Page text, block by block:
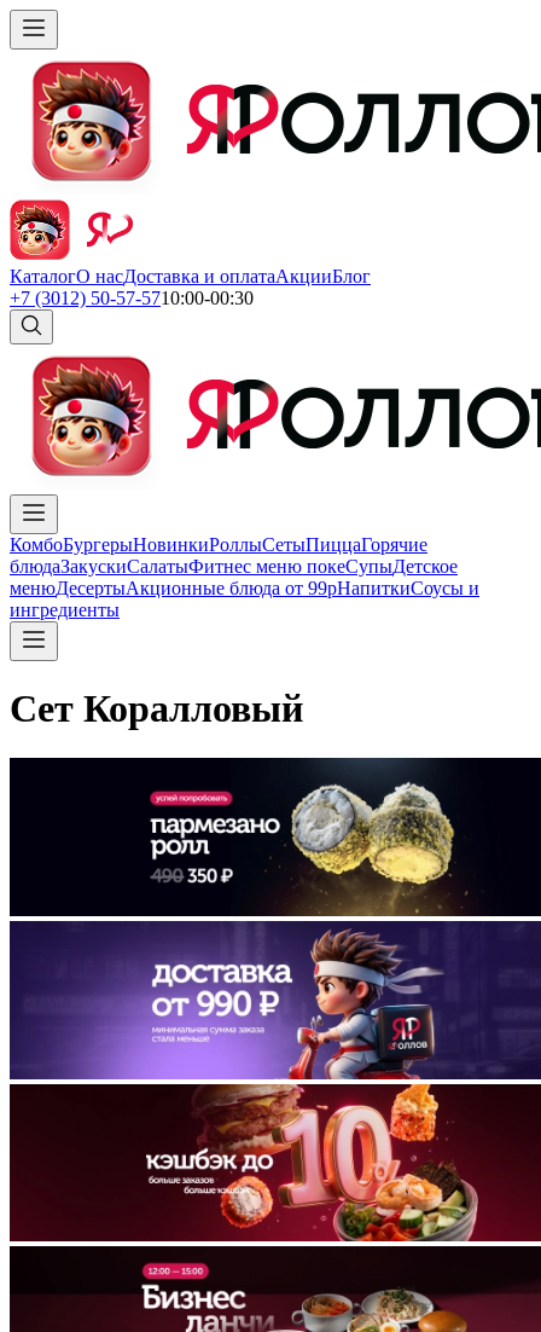
КаталогО насДоставка и оплатаАкцииБлог
+7 (3012) 50-57-5710:00-00:30
КомбоБургерыНовинкиРоллыСетыПиццаГорячие
блюдаЗакускиСалатыФитнес меню покеСупыДетское
менюДесертыАкционные блюда от 99рНапиткиСоусы и
ингредиенты
Сет Коралловый